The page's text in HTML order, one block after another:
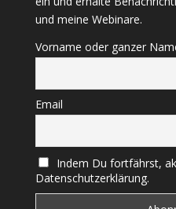
und meine Webinare.
Vorname oder ganzer
Email
Indem Du fortfährst,
Datenschutzerklärung.